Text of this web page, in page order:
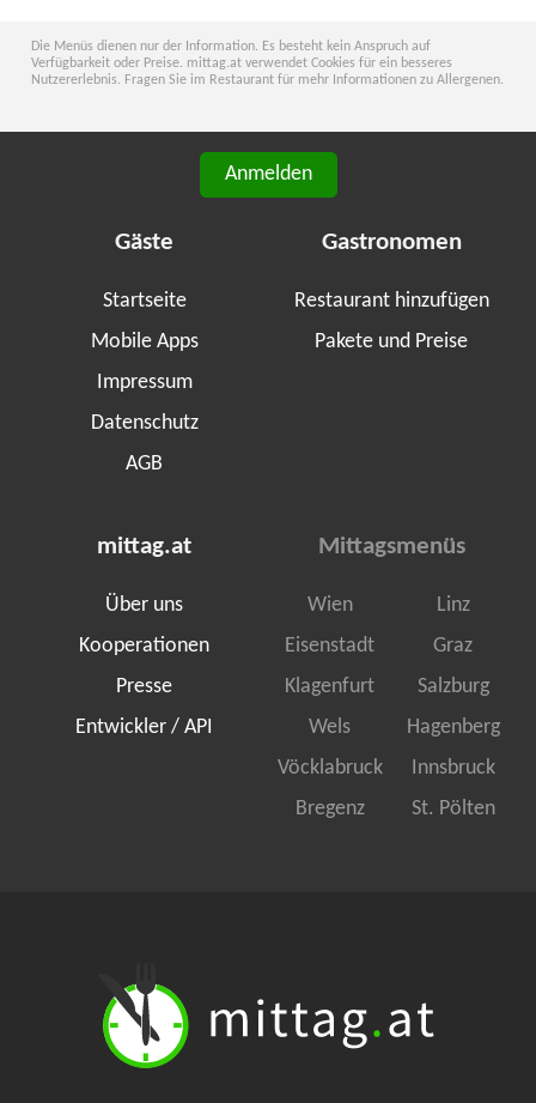
Die Menüs dienen nur der Information. Es besteht kein Anspruch auf
Verfügbarkeit oder Preise. mittag.at verwendet Cookies für ein besseres
Nutzererlebnis. Fragen Sie im Restaurant für mehr Informationen zu Allergenen.
Anmelden
Gäste
Startseite
Mobile Apps
Impressum
Datenschutz
AGB
Gastronomen
Restaurant hinzufügen
Pakete und Preise
mittag.at
Über uns
Kooperationen
Presse
Entwickler / API
Mittagsmenüs
Wien
Linz
Eisenstadt
Graz
Klagenfurt
Salzburg
Wels
Hagenberg
Vöcklabruck
Innsbruck
Bregenz
St. Pölten